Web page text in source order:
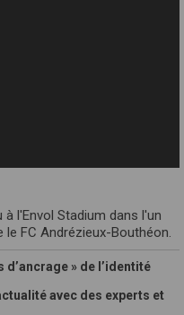
l'Envol Stadium dans l'un
FC Andrézieux-Bouthéon.
d’ancrage » de l’identité
avec des experts et